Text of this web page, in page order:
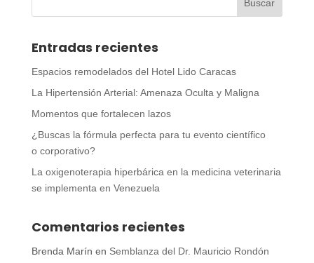
Entradas recientes
Espacios remodelados del Hotel Lido Caracas
La Hipertensión Arterial: Amenaza Oculta y Maligna
Momentos que fortalecen lazos
¿Buscas la fórmula perfecta para tu evento científico
o corporativo?
La oxigenoterapia hiperbárica en la medicina veterinaria
se implementa en Venezuela
Comentarios recientes
Brenda Marín en Semblanza del Dr. Mauricio Rondón